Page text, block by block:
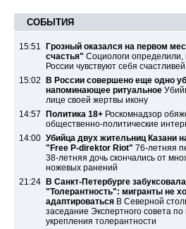
СОБЫТИЯ
15:51
Грозный оказался на первом
счастья" Социологи определили,
России чувствуют себя счастливей
15:02
В России совершено еще одно
напоминающее ритуальное
лице своей жертвы икону
14:57
Политика 18+ Роскомнадзор
общественно-политические
14:00 Убийца двух жительниц Казани
"Free P-direktor Riot" 76-летняя
38-летняя дочь скончались от
ножевых ранений
21:24
В Санкт-Петербурге
"Толерантность": мигранты не
адаптироваться В Северной
заседание Экспертного совета
укрепления толерантности